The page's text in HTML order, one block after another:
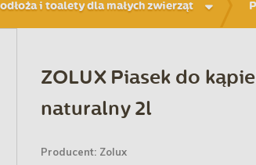
i toalety dla małych zwierząt
ZOLUX Piasek do
naturalny 2l
Producent: Zolux